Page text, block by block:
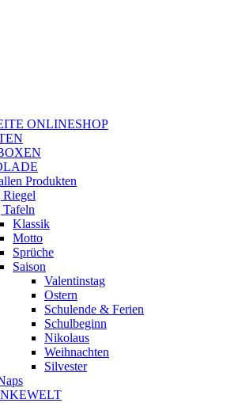
ONLINESHOP
Produkten
Riegel
Tafeln
Klassik
Motto
Sprüche
Saison
Valentinstag
Ostern
Schulende & Ferien
Schulbeginn
Nikolaus
Weihnachten
Silvester